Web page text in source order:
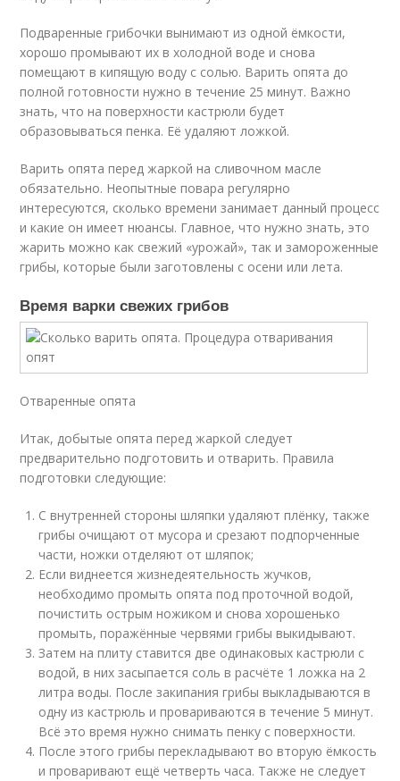
Подваренные грибочки вынимают из одной ёмкости,
хорошо промывают их в холодной воде и снова
помещают в кипящую воду с солью. Варить опята до
полной готовности нужно в течение 25 минут. Важно
знать, что на поверхности кастрюли будет
образовываться пенка. Её удаляют ложкой.
Варить опята перед жаркой на сливочном масле
обязательно. Неопытные повара регулярно
интересуются, сколько времени занимает данный процесс
и какие он имеет нюансы. Главное, что нужно знать, это
жарить можно как свежий «урожай», так и замороженные
грибы, которые были заготовлены с осени или лета.
Время варки свежих грибов
Отваренные опята
Итак, добытые опята перед жаркой следует
предварительно подготовить и отварить. Правила
подготовки следующие:
С внутренней стороны шляпки удаляют плёнку, также
грибы очищают от мусора и срезают подпорченные
части, ножки отделяют от шляпок;
Если виднеется жизнедеятельность жучков,
необходимо промыть опята под проточной водой,
почистить острым ножиком и снова хорошенько
промыть, поражённые червями грибы выкидывают.
Затем на плиту ставится две одинаковых кастрюли с
водой, в них засыпается соль в расчёте 1 ложка на 2
литра воды. После закипания грибы выкладываются в
одну из кастрюль и провариваются в течение 5 минут.
Всё это время нужно снимать пенку с поверхности.
После этого грибы перекладывают во вторую ёмкость
и проваривают ещё четверть часа. Также не следует